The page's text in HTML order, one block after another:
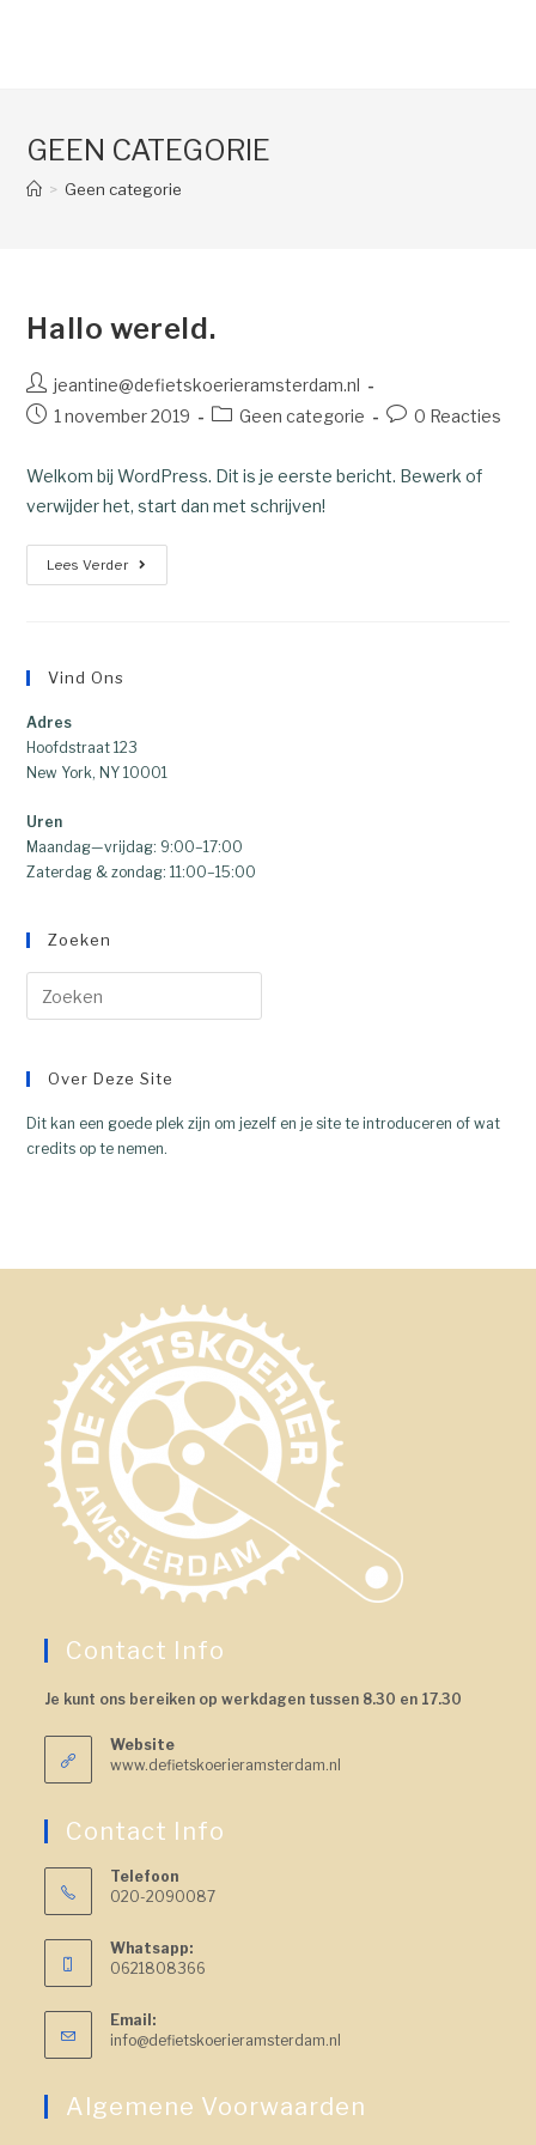
GEEN CATEGORIE
> Geen categorie
Hallo wereld.
jeantine@defietskoerieramsterdam.nl
1 november 2019
Geen categorie 0 Reacties
Welkom bij WordPress. Dit is je eerste bericht. Bewerk of
verwijder het, start dan met schrijven!
Lees Verder
Vind Ons
Adres
Hoofdstraat 123
New York, NY 10001
Uren
Maandag—vrijdag: 9:00–17:00
Zaterdag & zondag: 11:00–15:00
Zoeken
Over Deze Site
Dit kan een goede plek zijn om jezelf en je site te introduceren of wat
credits op te nemen.
Contact Info
Je kunt ons bereiken op werkdagen tussen 8.30 en 17.30
Website
www.defietskoerieramsterdam.nl
Contact Info
Telefoon
020-2090087
Whatsapp:
0621808366
Email:
info@defietskoerieramsterdam.nl
Algemene Voorwaarden